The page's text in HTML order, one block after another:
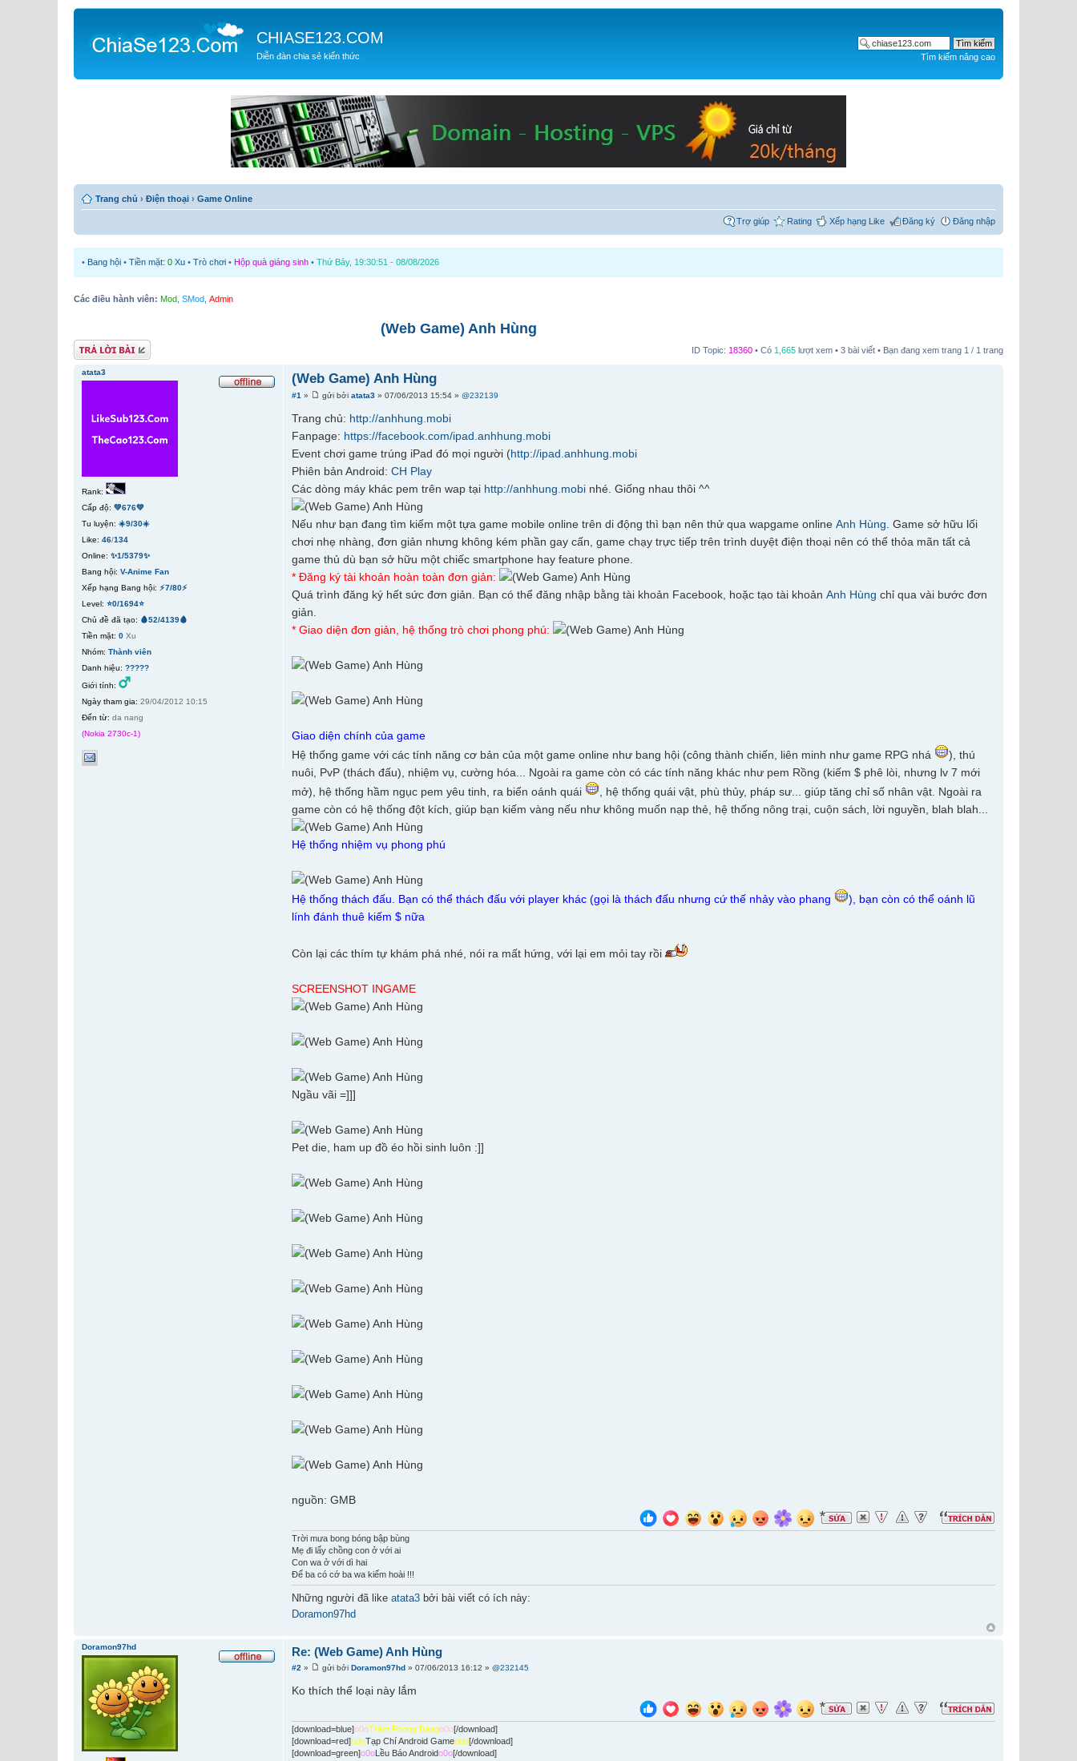
CHIASE123.COM
Diễn đàn chia sẻ kiến thức Tìm kiếm nâng cao
Trang chủ › Điện thoại › Game Online
Trợ giúp Rating Xếp hạng Like Đăng ký Đăng nhập
• Bang hội • Tiền mặt: 0 Xu • Trò chơi • Hộp quà giáng sinh • Thứ Bảy, 19:30:51 - 08/08/2026
Các điều hành viên: Mod SMod Admin
(Web Game) Anh Hùng
Gửi bài trả lời ID Topic: 18360 • Có 1,665 lượt xem • 3 bài viết • Bạn đang xem trang 1 / 1 trang
(Web Game) Anh Hùng
#1 » gửi bởiatata3 » 07/06/2013 15:54 »@232139
Trang chủ: http://anhhung.mobi
Fanpage: https://facebook.com/ipad.anhhung.mobi
Event chơi game trúng iPad đó mọi người (http://ipad.anhhung.mobi
Phiên bản Android:CH Play
Các dòng máy khác pem trên wap tại http://anhhung.mobi nhé. Giống nhau thôi ^^
Nếu như bạn đang tìm kiếm một tựa game mobile online trên di động thì bạn nên thử qua wapgame onlineAnh Hùng . Game sở hữu lối
chơi nhẹ nhàng, đơn giản nhưng không kém phần gay cấn, game chạy trực tiếp trên trình duyệt điện thoại nên có thể thỏa mãn tất cả
game thủ dù bạn sở hữu một chiếc smartphone hay feature phone.
* Đăng ký tài khoản hoàn toàn đơn giản:
Quá trình đăng ký hết sức đơn giản. Bạn có thể đăng nhập bằng tài khoản Facebook, hoặc tạo tài khoảnAnh Hùng chỉ qua vài bước đơn
giản.
* Giao diện đơn giản, hệ thống trò chơi phong phú:
Giao diện chính của game
Hệ thống game với các tính năng cơ bản của một game online như bang hội (công thành chiến, liên minh như game RPG nhá
), thú
nuôi, PvP (thách đấu), nhiệm vụ, cường hóa... Ngoài ra game còn có các tính năng khác như pem Rồng (kiếm $ phê lòi, nhưng lv 7 mới
mở), hệ thống hầm ngục pem yêu tinh, ra biển oánh quái
, hệ thống quái vật, phù thủy, pháp sư... giúp tăng chỉ số nhân vật. Ngoài ra
game còn có hệ thống đột kích, giúp bạn kiếm vàng nếu như không muốn nạp thẻ, hệ thống nông trại, cuộn sách, lời nguyền, blah blah...
Hệ thống nhiệm vụ phong phú
Hệ thống thách đấu. Bạn có thể thách đấu với player khác (gọi là thách đấu nhưng cứ thế nhảy vào phang
), bạn còn có thể oánh lũ
lính đánh thuê kiếm $ nữa
Còn lại các thím tự khám phá nhé, nói ra mất hứng, với lại em mỏi tay rồi
SCREENSHOT INGAME
Ngầu vãi =]]]
Pet die, ham up đồ éo hồi sinh luôn :]]
nguồn: GMB
Trời mưa bong bóng bập bùng
Mẹ đi lấy chồng con ở với ai
Con wa ở với dì hai
Để ba có cớ ba wa kiếm hoài !!!
Những người đã likeatata3 bởi bài viết có ích này:
Doramon97hd
atata3
Rank:
Cấp độ: 💚676💚
Tu luyện: ☀️9/30☀️
Like: 46/134
Online: ✨1/5379✨
Bang hội: V-Anime Fan
Xếp hạng Bang hội: ⚡7/80⚡
Level: ⭐0/1694⭐
Chủ đề đã tạo: 🩸52/4139🩸
Tiền mặt: 0 Xu
Nhóm: Thành viên
Danh hiệu: ?????
Giới tính:
Ngày tham gia: 29/04/2012 10:15
Đến từ: da nang
(Nokia 2730c-1)
Re: (Web Game) Anh Hùng
#2 » gửi bởiDoramon97hd » 07/06/2013 16:12 »@232145
Ko thích thể loại này lắm
[download=blue]o0oTrảm Phong Bango0o[/download]
[download=red]o0oTạp Chí Android Gameo0o[/download]
[download=green]o0oLều Báo Androido0o[/download]
Doramon97hd